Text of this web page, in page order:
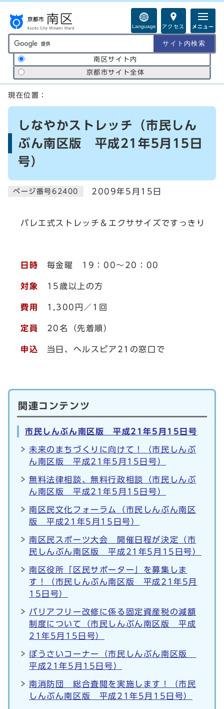
Language アクセス メニュー
サイト内検索の範囲
南区サイト内
京都市サイト全体
ここから本文です
現在位置：
しなやかストレッチ（市民しん
ぶん南区版 平成21年5月15日
号）
ページ番号62400 2009年5月15日
バレエ式ストレッチ＆エクササイズですっきり
日時 毎金曜 19：00～20：00
対象 15歳以上の方
費用 1,300円／1回
定員 20名（先着順）
申込 当日、ヘルスピア21の窓口で
関連コンテンツ
市民しんぶん南区版 平成21年5月15日号
未来のまちづくりに向けて！（市民しんぶ
ん南区版 平成21年5月15日号）
無料法律相談、無料行政相談（市民しんぶ
ん南区版 平成21年5月15日号）
南区民文化フォーラム（市民しんぶん南区
版 平成21年5月15日号）
南区民スポーツ大会 開催日程が決定（市
民しんぶん南区版 平成21年5月15日号）
南区役所「区民サポーター」を募集しま
す！（市民しんぶん南区版 平成21年5月
15日号）
バリアフリー改修に係る固定資産税の減額
制度について（市民しんぶん南区版 平成
21年5月15日号）
ぼうさいコーナー（市民しんぶん南区版
平成21年5月15日号）
南消防団 総合査閲を実施します！（市民
しんぶん南区版 平成21年5月15日号）